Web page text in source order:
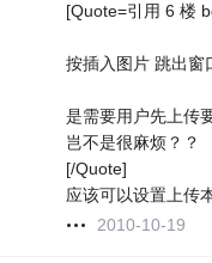
[Quote=引用 6 楼
按插入图片 跳出窗
是需要用户先上传
岂不是很麻烦？？
[/Quote]
应该可以设置上传
2010-10-19